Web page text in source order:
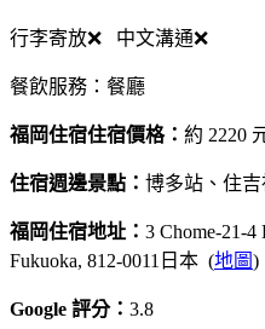
行李寄放❌ 中文溝通❌
餐飲服務：餐廳
福岡住宿住宿價格： 約 2220
住宿週邊景點： 博多站、住吉
福岡住宿地址： 3 Chome-21-4
Fukuoka, 812-0011日本 (地圖)
Google 評分： 3.8